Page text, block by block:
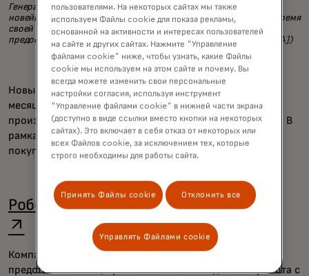
Генеральный директор AMD Лиза Су продемонстрировала
новейшие чипы компании для искусственного интеллекта во время
своей презентации на выставке CES 2026 в Лас-Вегасе. (Фото
предоставлено Ассоциацией потребительских технологий [CTA])
Новые продукты появились всего через несколько
месяцев после того, как AMD подписала соглашение с
производителем ChatGPT OpenAI на поставку чипов. В
рамках этой сделки OpenAI также получает опцию
покупки до 10% акций AMD.
Роботы: смешанный набор инноваций
Компания HyundaiКомпания Boston Dynamics
представила Atlas, прототип человекоподобного робота с
пользователями. На некоторых сайтах мы также
используем Файлы cookie для показа рекламы,
основанной на активности и интересах пользователей
на сайте и других сайтах. Нажмите "Управление
файлами cookie" ниже, чтобы узнать, какие Файлы
cookie мы используем на этом сайте и почему. Вы
всегда можете изменить свои персональные
настройки согласия, используя инструмент
"Управление файлами cookie" в нижней части экрана
(доступно в виде ссылки вместо кнопки на некоторых
сайтах). Это включает в себя отказ от некоторых или
всех Файлов cookie, за исключением тех, которые
строго необходимы для работы сайта.
Принять Файлы cookie Отклонить все
Управлять Файлами cookie